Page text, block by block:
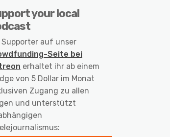
your local
Supporter auf unser
Seite bei
erhaltet ihr ab einem
von 5 Dollar im Monat
Zugang zu allen
und unterstützt